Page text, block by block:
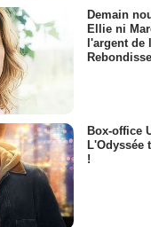
Demain
Ellie ni
l'argent de
Box-office
L'Odyssée
!